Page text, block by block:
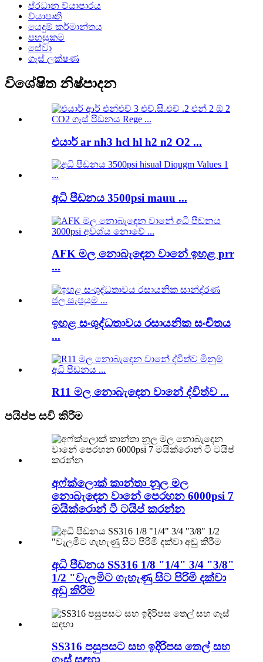
ප්රධාන ව්යාපාරය
ව්යාපෘති
යෙදුම් කර්මාන්තය
පහසුකම
සේවා
ගෑස් ලක්ෂණ
විශේෂිත නිෂ්පාදන
එයාර් ar nh3 hcl hl h2 n2 O2 ...
අධි පීඩනය 3500psi mauu ...
AFK මල නොබැඳෙන වානේ ඉහළ prr
...
ඉහළ සංශුද්ධතාවය රසායනික සංචිතය
...
R11 මල නොබැඳෙන වානේ ද්විත්ව ...
පයිප්ප සවි කිරීම
අෆ්ක්ලොක් කාන්තා නූල මල
නොබැඳෙන වානේ පෙරහන 6000psi 7
මයික්රොන් ටී ටයිප් කරන්න
අධි පීඩනය SS316 1/8 "1/4" 3/4 "3/8"
1/2 "වැලමිට ගැහැණු සිට පිරිමි දක්වා
අඩු කිරීම
SS316 පසුපසට සහ ඉදිරිපස තෙල් සහ